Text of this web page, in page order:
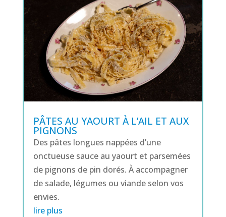
PÂTES AU YAOURT À L’AIL ET AUX
PIGNONS
Des pâtes longues nappées d’une
onctueuse sauce au yaourt et parsemées
de pignons de pin dorés. À accompagner
de salade, légumes ou viande selon vos
envies.
lire plus